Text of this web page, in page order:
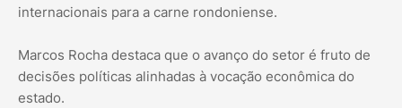
internacionais para a carne rondoniense.
Marcos Rocha destaca que o avanço do setor é fruto de
decisões políticas alinhadas à vocação econômica do
estado.